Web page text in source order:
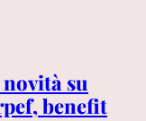
su
benefit